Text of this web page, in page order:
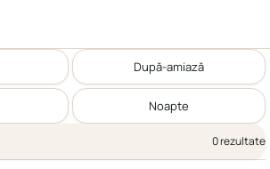
După-amiază
Noapte
0 rezultate